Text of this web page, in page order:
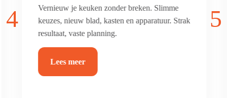
Frisse, comfortabele badkamer of toilet met
luxe afwerking. Alles netjes betegeld, afgekit
en waterdicht.
Lees meer
4 5